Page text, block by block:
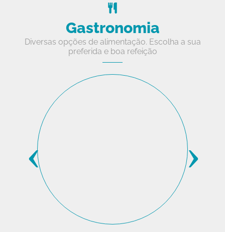
Gastronomia
Diversas opções de alimentação. Escolha a sua
preferida e boa refeição
‹ ›